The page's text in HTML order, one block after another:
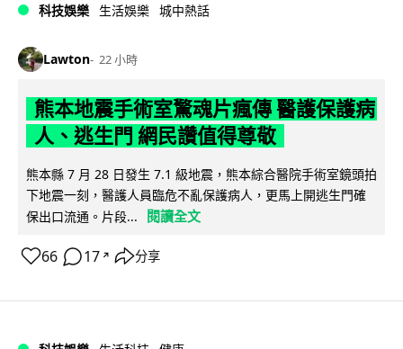
科技娛樂 生活娛樂 城中熱話
Lawton 22 小時
熊本地震手術室驚魂片瘋傳 醫護保護病
人、逃生門 網民讚值得尊敬
熊本縣 7 月 28 日發生 7.1 級地震，熊本綜合醫院手術室鏡頭拍
下地震一刻，醫護人員臨危不亂保護病人，更馬上開逃生門確
保出口流通。片段...
閱讀全文
66 17 ↗ 分享